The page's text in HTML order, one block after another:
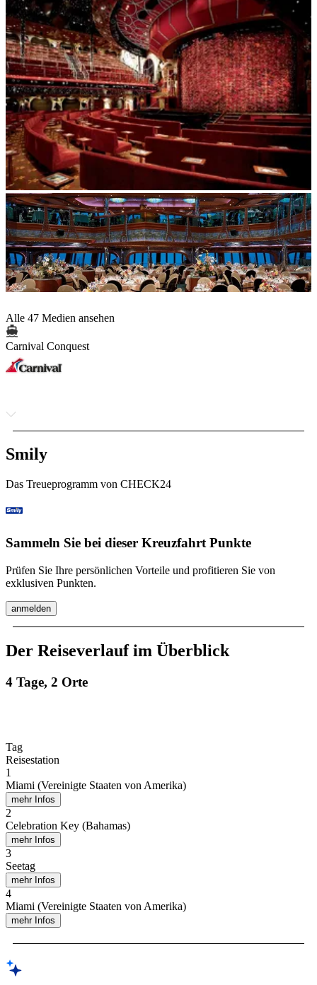
Alle 47 Medien ansehen
Carnival Conquest
Smily
Das Treueprogramm von CHECK24
Sammeln Sie bei dieser Kreuzfahrt Punkte
Prüfen Sie Ihre persönlichen Vorteile und profitieren Sie von
exklusiven Punkten.
anmelden
Der Reiseverlauf im Überblick
4 Tage, 2 Orte
Tag
Reisestation
1
Miami (Vereinigte Staaten von Amerika)
mehr Infos
2
Celebration Key (Bahamas)
mehr Infos
3
Seetag
mehr Infos
4
Miami (Vereinigte Staaten von Amerika)
mehr Infos